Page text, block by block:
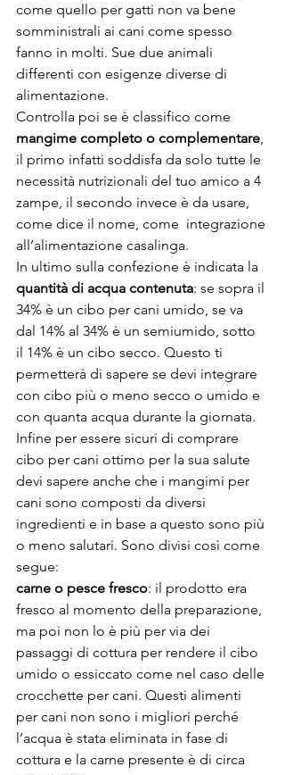
come quello per gatti non va bene
somministrali ai cani come spesso
fanno in molti. Sue due animali
differenti con esigenze diverse di
alimentazione.
Controlla poi se è classifico come
mangime completo o complementare,
il primo infatti soddisfa da solo tutte le
necessità nutrizionali del tuo amico a 4
zampe, il secondo invece è da usare,
come dice il nome, come  integrazione
all’alimentazione casalinga.
In ultimo sulla confezione è indicata la
quantità di acqua contenuta: se sopra il
34% è un cibo per cani umido, se va
dal 14% al 34% è un semiumido, sotto
il 14% è un cibo secco. Questo ti
permetterà di sapere se devi integrare
con cibo più o meno secco o umido e
con quanta acqua durante la giornata.
Infine per essere sicuri di comprare
cibo per cani ottimo per la sua salute
devi sapere anche che i mangimi per
cani sono composti da diversi
ingredienti e in base a questo sono più
o meno salutari. Sono divisi così come
segue:
carne o pesce fresco: il prodotto era
fresco al momento della preparazione,
ma poi non lo è più per via dei
passaggi di cottura per rendere il cibo
umido o essiccato come nel caso delle
crocchette per cani. Questi alimenti
per cani non sono i migliori perché
l’acqua è stata eliminata in fase di
cottura e la carne presente è di circa